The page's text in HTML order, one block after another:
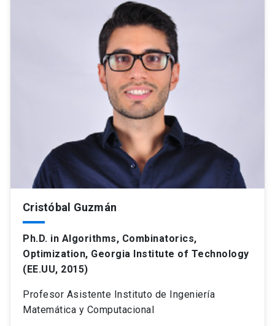
Cristóbal Guzmán
Ph.D. in Algorithms, Combinatorics,
Optimization, Georgia Institute of Technology
(EE.UU, 2015)
Profesor Asistente Instituto de Ingeniería
Matemática y Computacional